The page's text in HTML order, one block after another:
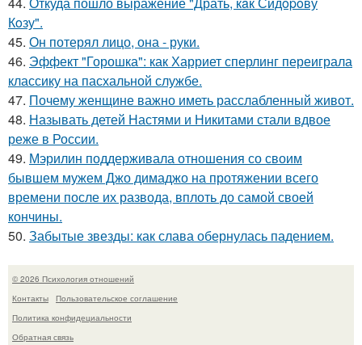
Кoзу".
45. Он потерял лицо, она - руки.
46. Эффект "Горошка": как Харриет сперлинг переиграла
классику на пасхальной службе.
47. Почему женщине важно иметь расслабленный живот.
48. Называть детей Настями и Никитами стали вдвое
реже в России.
49. Мэрилин поддерживала отношения со своим
бывшем мужем Джо димаджо на протяжении всего
времени после их развода, вплоть до самой своей
кончины.
50. Забытые звезды: как слава обернулась падением.
© 2026 Психология отношений
Контакты
Пользовательское соглашение
Политика конфидециальности
Обратная связь